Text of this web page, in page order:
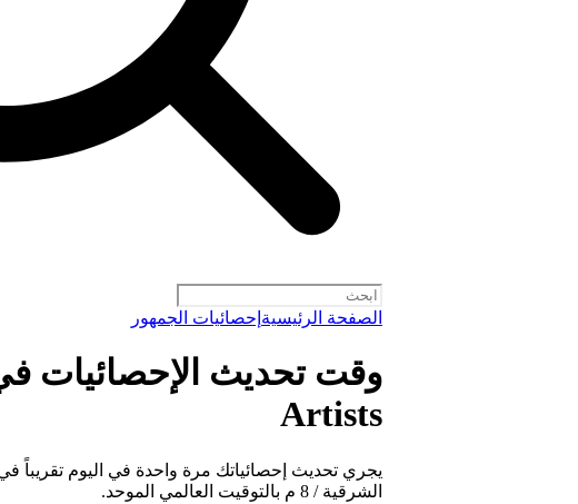
الصفحة الرئيسية إحصائيات الجمهور
Artists
الشرقية / 8 م بالتوقيت العالمي الموحد.